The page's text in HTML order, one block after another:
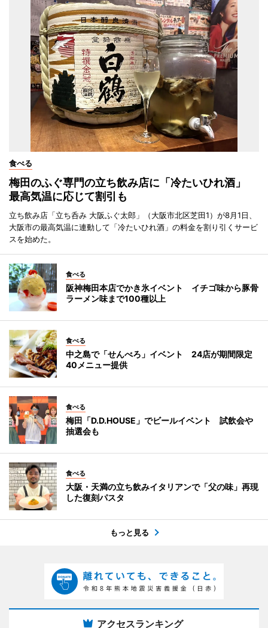
食べる
梅田のふぐ専門の立ち飲み店に「冷たいひれ酒」
最高気温に応じて割引も
立ち飲み店「立ち呑み 大阪ふぐ太郎」（大阪市北区芝田1）が8月1日、
大阪市の最高気温に連動して「冷たいひれ酒」の料金を割り引くサービ
スを始めた。
食べる
阪神梅田本店でかき氷イベント イチゴ味から豚骨
ラーメン味まで100種以上
食べる
中之島で「せんべろ」イベント 24店が期間限定
40メニュー提供
食べる
梅田「D.D.HOUSE」でビールイベント 試飲会や
抽選会も
食べる
大阪・天満の立ち飲みイタリアンで「父の味」再現
した復刻パスタ
もっと見る
アクセスランキング